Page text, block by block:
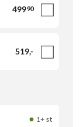
49990
519,-
1+ st